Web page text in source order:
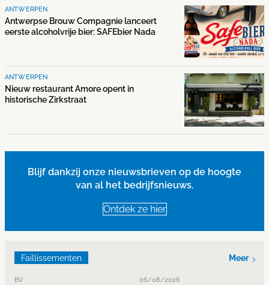
ANTWERPEN
Antwerpse Brouw Compagnie lanceert
eerste alcoholvrije bier: SAFEbier Nada
ANTWERPEN
Nieuw restaurant Amore opent in
historische Zirkstraat
Blijf dankzij onze nieuwsbrieven op de hoogte
van al het bedrijfsnieuws.
Ontdek ze hier
Faillissementen Meer
BV 06/08/2026